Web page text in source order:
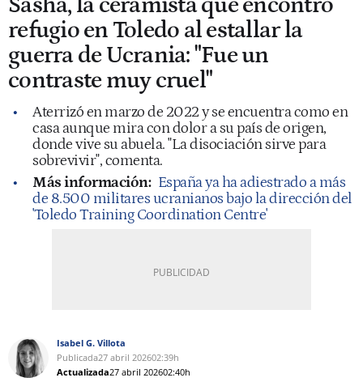
refugio en Toledo al estallar la
guerra de Ucrania: "Fue un
contraste muy cruel"
Aterrizó en marzo de 2022 y se encuentra como en
casa aunque mira con dolor a su país de origen,
donde vive su abuela. "La disociación sirve para
sobrevivir", comenta.
Más información: España ya ha adiestrado a más
de 8.500 militares ucranianos bajo la dirección del
'Toledo Training Coordination Centre'
Isabel G. Villota
Publicada27 abril 202602:39h
Actualizada27 abril 202602:40h